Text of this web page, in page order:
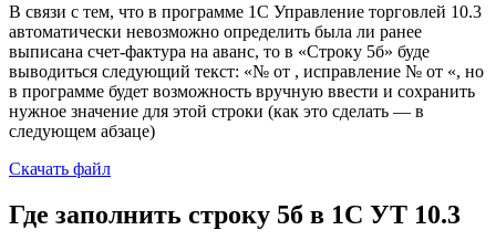
В связи с тем, что в программе 1С Управление торговлей 10.3
автоматически невозможно определить была ли ранее
выписана счет-фактура на аванс, то в «Строку 5б» буде
выводиться следующий текст: «№ от , исправление № от «, но
в программе будет возможность вручную ввести и сохранить
нужное значение для этой строки (как это сделать — в
следующем абзаце)
Скачать файл
Где заполнить строку 5б в 1С УТ 10.3